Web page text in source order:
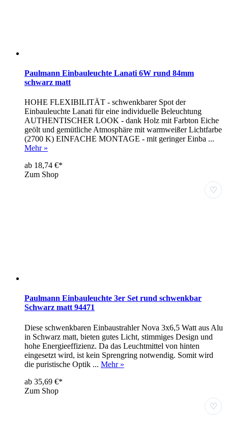
Paulmann Einbauleuchte Lanati 6W rund 84mm
schwarz matt
HOHE FLEXIBILITÄT - schwenkbarer Spot der
Einbauleuchte Lanati für eine individuelle Beleuchtung
AUTHENTISCHER LOOK - dank Holz mit Farbton Eiche
geölt und gemütliche Atmosphäre mit warmweißer Lichtfarbe
(2700 K) EINFACHE MONTAGE - mit geringer Einba ...
Mehr »
ab 18,74 €*
Zum Shop
♡
Paulmann Einbauleuchte 3er Set rund schwenkbar
Schwarz matt 94471
Diese schwenkbaren Einbaustrahler Nova 3x6,5 Watt aus Alu
in Schwarz matt, bieten gutes Licht, stimmiges Design und
hohe Energieeffizienz. Da das Leuchtmittel von hinten
eingesetzt wird, ist kein Sprengring notwendig. Somit wird
die puristische Optik ... Mehr »
ab 35,69 €*
Zum Shop
♡